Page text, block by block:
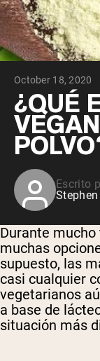
October 18, 2020
¿QUÉ
Escrito
Durante
muchas
supuesto, las
casi cualquier
vegetarianos
a base de
situación más